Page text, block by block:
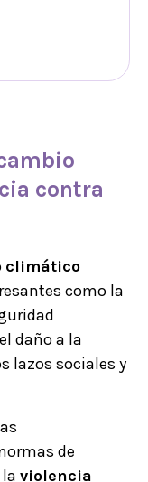
contra
climático
como la
daño a la
lazos sociales y
de
violencia